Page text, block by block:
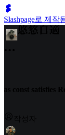
Slashpage로 제작
as const satisfies
작성자